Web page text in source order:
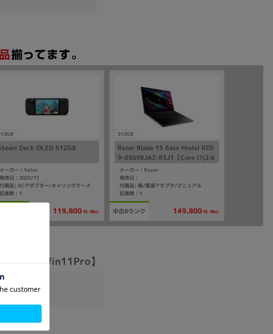
Deck OLED 512GB
メーカー：Valve
発売日：2023/11
付属品: ACアダプター/キャリングケース
在庫数：1
119,800 円 (税込)
512GB
Razer Blade 15 Base Model RZ0
9-0369BJA2-R3J1【Core i7(2.6
GHz)/16GB/512GB SSD/Win11
Home】
メーカー：Razer
発売日：
付属品: 箱/電源アダプタ/マニュアル
在庫数：1
中古Bランク 149,800 円 (税込)
SSD/Win11Pro】